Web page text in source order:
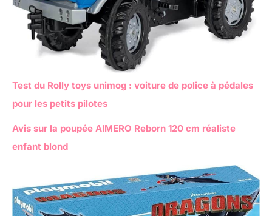
Test du Rolly toys unimog : voiture de police à pédales
pour les petits pilotes
Avis sur la poupée AIMERO Reborn 120 cm réaliste
enfant blond